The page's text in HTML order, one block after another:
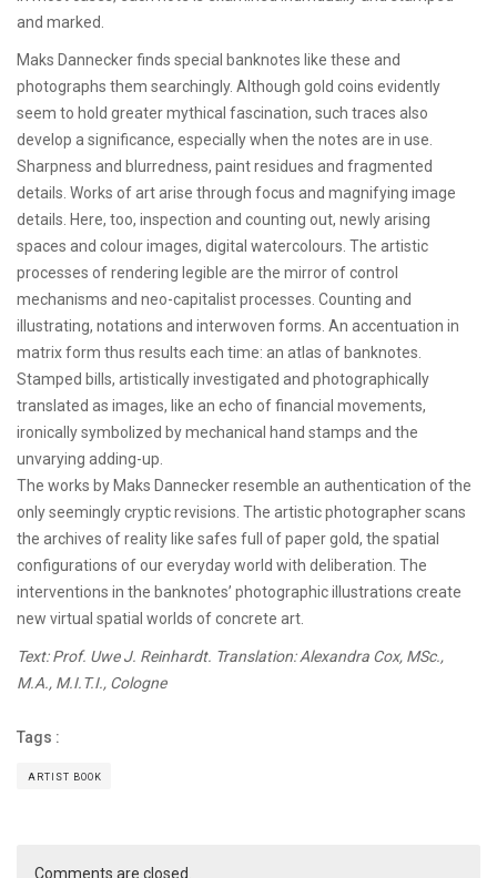
and marked.
Maks Dannecker finds special banknotes like these and
photographs them searchingly. Although gold coins evidently
seem to hold greater mythical fascination, such traces also
develop a significance, especially when the notes are in use.
Sharpness and blurredness, paint residues and fragmented
details. Works of art arise through focus and magnifying image
details. Here, too, inspection and counting out, newly arising
spaces and colour images, digital watercolours. The artistic
processes of rendering legible are the mirror of control
mechanisms and neo-capitalist processes. Counting and
illustrating, notations and interwoven forms. An accentuation in
matrix form thus results each time: an atlas of banknotes.
Stamped bills, artistically investigated and photographically
translated as images, like an echo of financial movements,
ironically symbolized by mechanical hand stamps and the
unvarying adding-up.
The works by Maks Dannecker resemble an authentication of the
only seemingly cryptic revisions. The artistic photographer scans
the archives of reality like safes full of paper gold, the spatial
configurations of our everyday world with deliberation. The
interventions in the banknotes’ photographic illustrations create
new virtual spatial worlds of concrete art.
Text: Prof. Uwe J. Reinhardt. Translation:Alexandra Cox, MSc.,
M.A., M.I.T.I., Cologne
Tags :
ARTIST BOOK
Comments are closed.